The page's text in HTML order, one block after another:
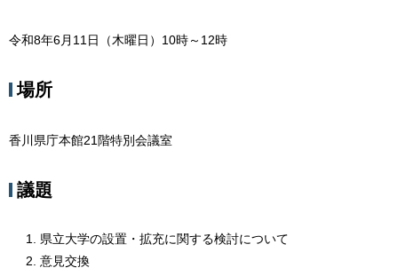
令和8年6月11日（木曜日）10時～12時
場所
香川県庁本館21階特別会議室
議題
県立大学の設置・拡充に関する検討について
意見交換